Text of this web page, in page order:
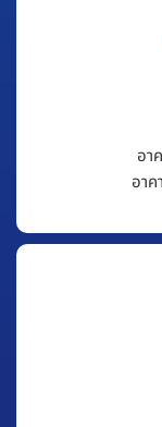
อา
อา